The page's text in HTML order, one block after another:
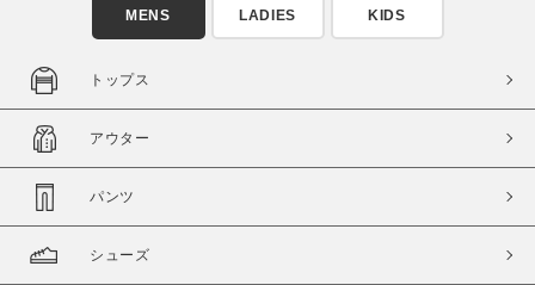
セール価格 WEB限定
在庫
在庫あり
MENS LADIES KIDS
トップス
アウター
パンツ
シューズ